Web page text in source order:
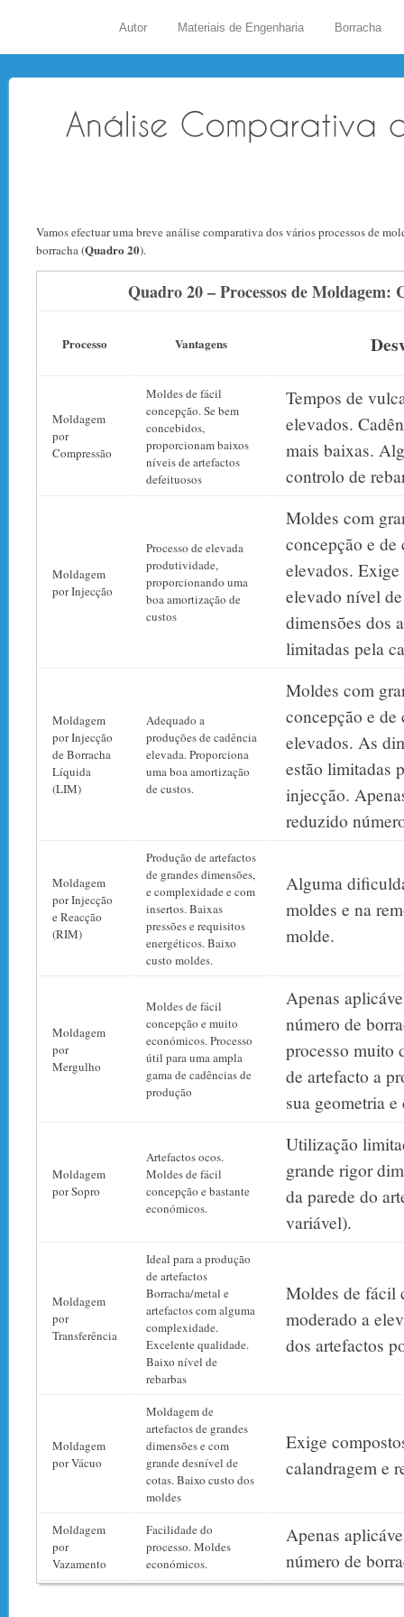
Autor Materiais de Engenharia Borracha
Vamos efectuar uma breve análise comparativa dos vários processos de
borracha (Quadro 20).
Quadro 20 – Processos de Moldagem:
Processo Vantagens
Moldagem
por
Compressão
Moldes de fácil
concepção. Se bem
concebidos,
proporcionam baixos
níveis de artefactos
defeituosos
Tempos de
elevados.
mais baixas.
controlo de
Moldagem
por Injecção
Processo de elevada
produtividade,
proporcionando uma
boa amortização de
custos
Moldes com
concepção e de
elevados.
elevado nível
dimensões dos
limitadas pela
Moldagem
por Injecção
de Borracha
Líquida
(LIM)
Adequado a
produções de cadência
elevada. Proporciona
uma boa amortização
de custos.
Moldes com
concepção e de
elevados. As
estão limitadas
injecção.
reduzido
Moldagem
por Injecção
e Reacção
(RIM)
Produção de artefactos
de grandes dimensões,
e complexidade e com
insertos. Baixas
pressões e requisitos
energéticos. Baixo
custo moldes.
Alguma
moldes e na
molde.
Moldagem
por
Mergulho
Moldes de fácil
concepção e muito
económicos. Processo
útil para uma ampla
gama de cadências de
produção
Apenas
número de
processo muito
de artefacto a
sua geometria
Moldagem
por Sopro
Artefactos ocos.
Moldes de fácil
concepção e bastante
económicos.
Utilização
grande rigor
da parede do
variável).
Moldagem
por
Transferência
Ideal para a produção
de artefactos
Borracha/metal e
artefactos com alguma
complexidade.
Excelente qualidade.
Baixo nível de
rebarbas
Moldes de fácil
moderado a
dos artefactos
Moldagem
por Vácuo
Moldagem de
artefactos de grandes
dimensões e com
grande desnível de
cotas. Baixo custo dos
moldes
Exige
calandragem e
Moldagem
por
Vazamento
Facilidade do
processo. Moldes
económicos.
Apenas
número de